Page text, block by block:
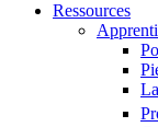
Ressources